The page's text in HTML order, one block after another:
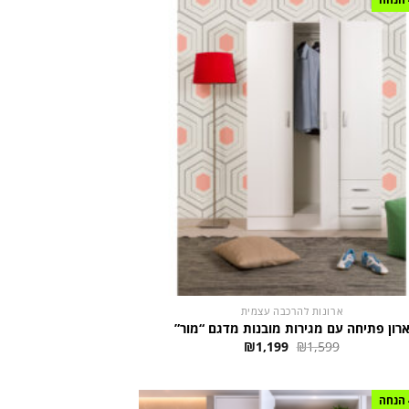
ארונות להרכבה עצמית
ארון פתיחה עם מגירות מובנות מדגם “מור”
₪1,599 המחיר
המקורי
₪1,199 המחיר